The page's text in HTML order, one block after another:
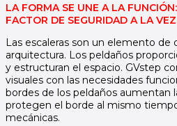
LA FORMA SE UNE A LA
FACTOR DE SEGURIDAD A LA
Las escaleras son un elemento de
arquitectura. Los peldaños
y estructuran el espacio. GVstep
visuales con las necesidades
bordes de los peldaños aumentan
protegen el borde al mismo
mecánicas.